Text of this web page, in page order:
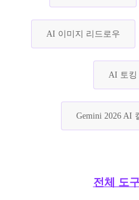
AI 이미지 리드로우
AI 토킹
Gemini 2026 AI
전체 도